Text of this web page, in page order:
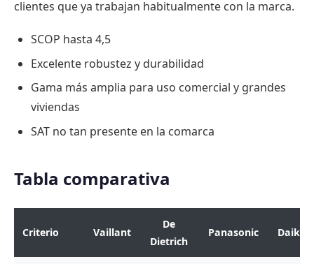
clientes que ya trabajan habitualmente con la marca.
SCOP hasta 4,5
Excelente robustez y durabilidad
Gama más amplia para uso comercial y grandes
viviendas
SAT no tan presente en la comarca
Tabla comparativa
Criterio Vaillant
De
Dietrich
Panasonic Daikin